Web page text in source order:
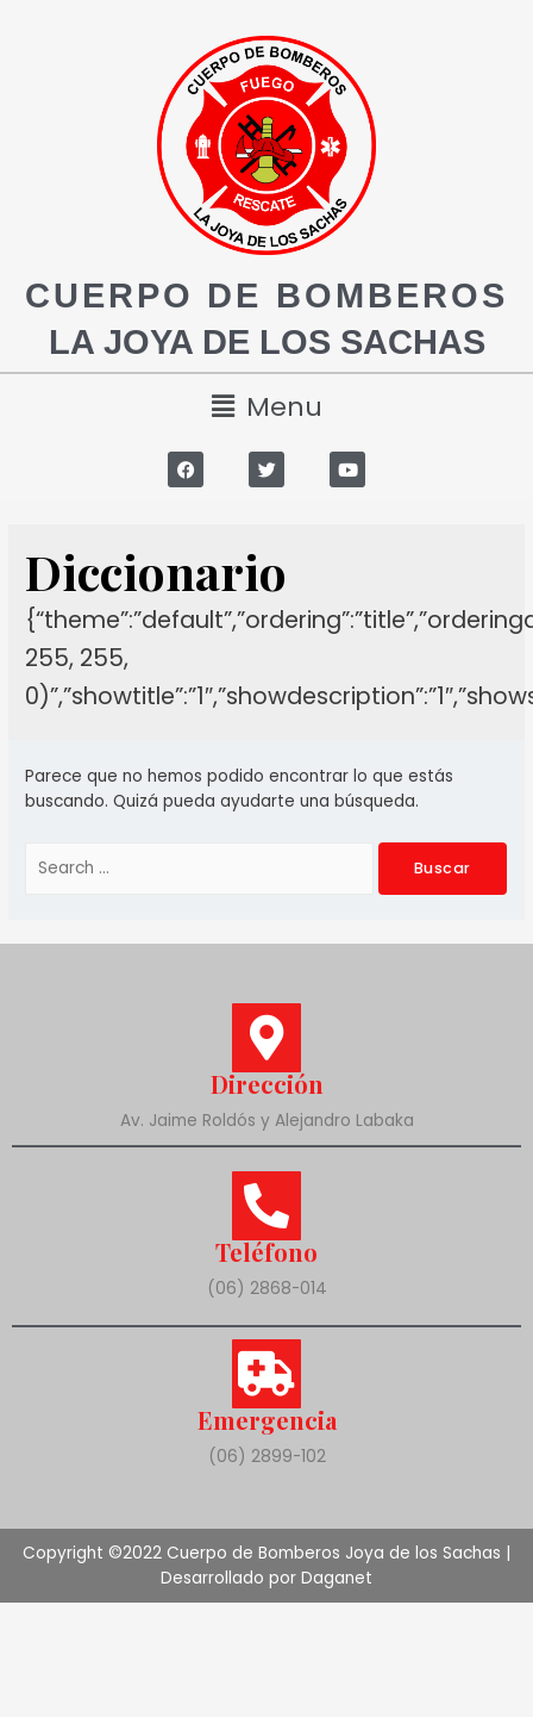
CUERPO DE BOMBEROS
LA JOYA DE LOS SACHAS
Menu
Diccionario
255, 255,
Parece que no hemos podido encontrar lo que estás
buscando. Quizá pueda ayudarte una búsqueda.
Dirección
Av. Jaime Roldós y Alejandro Labaka
Teléfono
(06) 2868-014
Emergencia
(06) 2899-102
Copyright ©2022 Cuerpo de Bomberos Joya de los Sachas |
Desarrollado por Daganet